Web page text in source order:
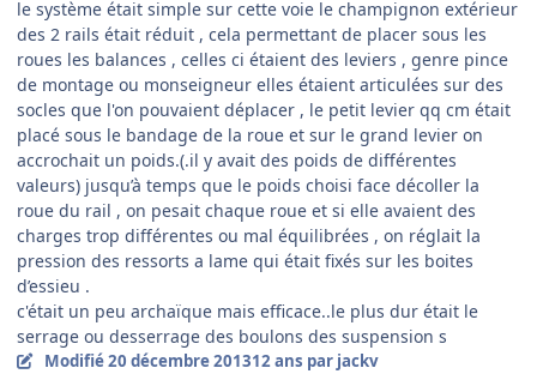
le système était simple sur cette voie le champignon extérieur
des 2 rails était réduit , cela permettant de placer sous les
roues les balances , celles ci étaient des leviers , genre pince
de montage ou monseigneur elles étaient articulées sur des
socles que l'on pouvaient déplacer , le petit levier qq cm était
placé sous le bandage de la roue et sur le grand levier on
accrochait un poids.(.il y avait des poids de différentes
valeurs) jusqu’à temps que le poids choisi face décoller la
roue du rail , on pesait chaque roue et si elle avaient des
charges trop différentes ou mal équilibrées , on réglait la
pression des ressorts a lame qui était fixés sur les boites
d’essieu .
c'était un peu archaïque mais efficace..le plus dur était le
serrage ou desserrage des boulons des suspension s
Modifié20 décembre 201312 ans par jackv